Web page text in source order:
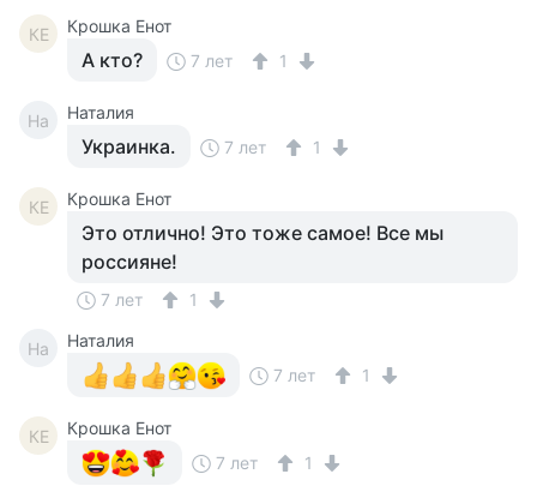
КЕ Крошка Енот
А кто? 7 лет 1
На Наталия
Украинка. 7 лет 1
КЕ Крошка Енот
Это отлично! Это тоже самое! Все мы
россияне!
7 лет 1
На
Наталия
7 лет
1
КЕ
Крошка Енот
7 лет
1